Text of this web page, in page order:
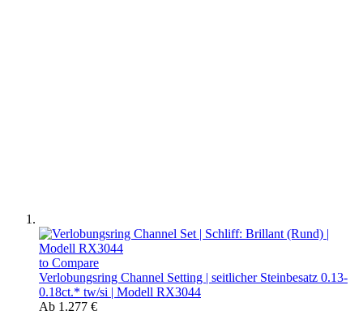
to Compare
Verlobungsring Channel Setting | seitlicher Steinbesatz 0.13-
0.18ct.* tw/si | Modell RX3044
Ab 1.277 €